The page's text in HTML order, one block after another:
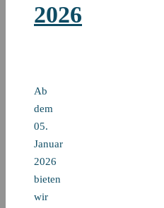
2026
Ab
dem
05.
Januar
2026
bieten
wir